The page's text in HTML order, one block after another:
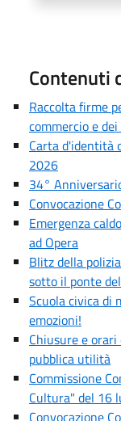
Contenuti
Raccolta firme
commercio e
Carta d'identità
2026
34°
Convocazione
Emergenza
ad Opera
Blitz della
sotto il ponte
Scuola civica di
emozioni!
Chiusure e
pubblica utilità
Commissione
Cultura" del 16
Convocazione